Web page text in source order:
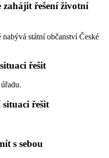
zahájit řešení životní
státní občanství České
řešit
řešit
s sebou